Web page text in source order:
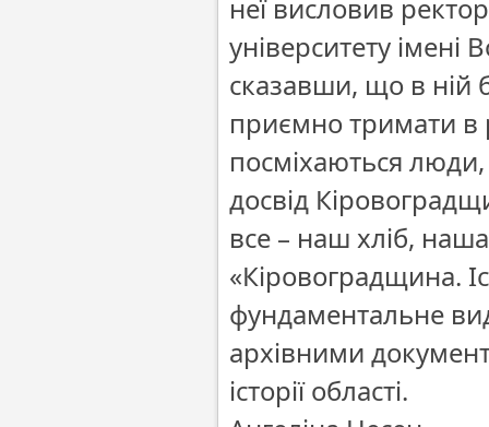
неї висловив
університету
сказавши, що в ній
приємно тримати в
посміхаються люди,
досвід
все – наш хліб,
«Кіровоградщина.
фундаментальне
архівними
історії області.